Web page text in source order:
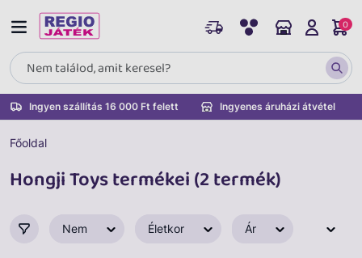
Ingyen szállítás 16 000 Ft felett Ingyenes áruházi átvétel
0
Főoldal
Hongji Toys termékei (2 termék)
Nem Életkor Ár